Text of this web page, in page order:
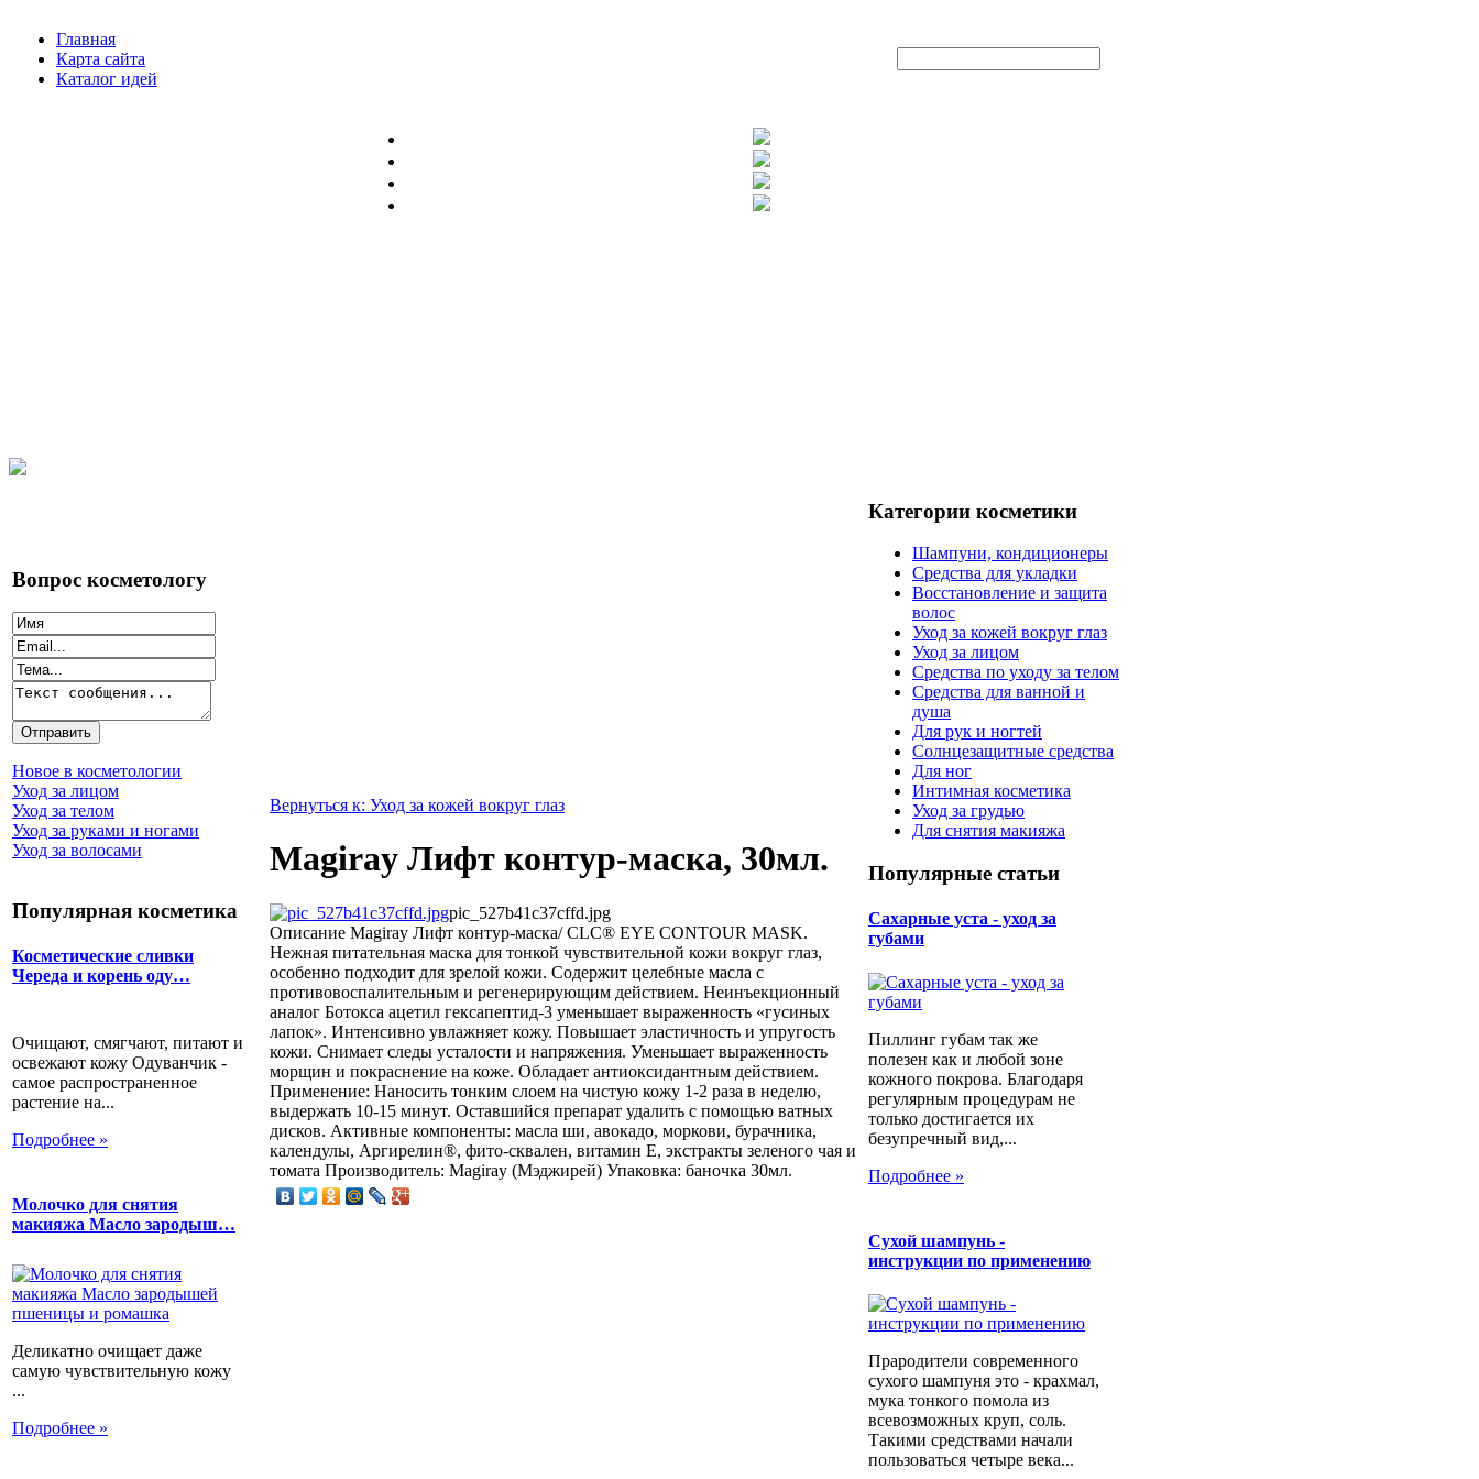
Главная
Карта сайта
Каталог идей
Вопрос косметологу
Новое в косметологии
Уход за лицом
Уход за телом
Уход за руками и ногами
Уход за волосами
Популярная косметика
Косметические сливки
Череда и корень оду…
Очищают, смягчают, питают и
освежают кожу Одуванчик -
самое распространенное
растение на...
Подробнее »
Молочко для снятия
макияжа Масло зародыш…
Деликатно очищает даже
самую чувствительную кожу
...
Подробнее »
Вернуться к: Уход за кожей вокруг глаз
Magiray Лифт контур-маска, 30мл.
pic_527b41c37cffd.jpg
Описание Magiray Лифт контур-маска/ CLC® EYE CONTOUR MASK.
Нежная питательная маска для тонкой чувствительной кожи вокруг глаз,
особенно подходит для зрелой кожи. Содержит целебные масла с
противовоспалительным и регенерирующим действием. Неинъекционный
аналог Ботокса ацетил гексапептид-3 уменьшает выраженность «гусиных
лапок». Интенсивно увлажняет кожу. Повышает эластичность и упругость
кожи. Снимает следы усталости и напряжения. Уменьшает выраженность
морщин и покраснение на коже. Обладает антиоксидантным действием.
Применение: Наносить тонким слоем на чистую кожу 1-2 раза в неделю,
выдержать 10-15 минут. Оставшийся препарат удалить с помощью ватных
дисков. Активные компоненты: масла ши, авокадо, моркови, бурачника,
календулы, Аргирелин®, фито-сквален, витамин Е, экстракты зеленого чая и
томата Производитель: Magiray (Мэджирей) Упаковка: баночка 30мл.
Категории косметики
Шампуни, кондиционеры
Средства для укладки
Восстановление и защита
волос
Уход за кожей вокруг глаз
Уход за лицом
Средства по уходу за телом
Средства для ванной и
душа
Для рук и ногтей
Солнцезащитные средства
Для ног
Интимная косметика
Уход за грудью
Для снятия макияжа
Популярные статьи
Сахарные уста - уход за
губами
Пиллинг губам так же
полезен как и любой зоне
кожного покрова. Благодаря
регулярным процедурам не
только достигается их
безупречный вид,...
Подробнее »
Сухой шампунь -
инструкции по применению
Прародители современного
сухого шампуня это - крахмал,
мука тонкого помола из
всевозможных круп, соль.
Такими средствами начали
пользоваться четыре века...